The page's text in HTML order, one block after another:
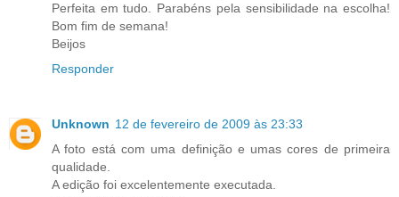
Perfeita em tudo. Parabéns pela sensibilidade na escolha!
Bom fim de semana!
Beijos
Responder
Unknown 12 de fevereiro de 2009 às 23:33
A foto está com uma definição e umas cores de primeira
qualidade.
A edição foi excelentemente executada.